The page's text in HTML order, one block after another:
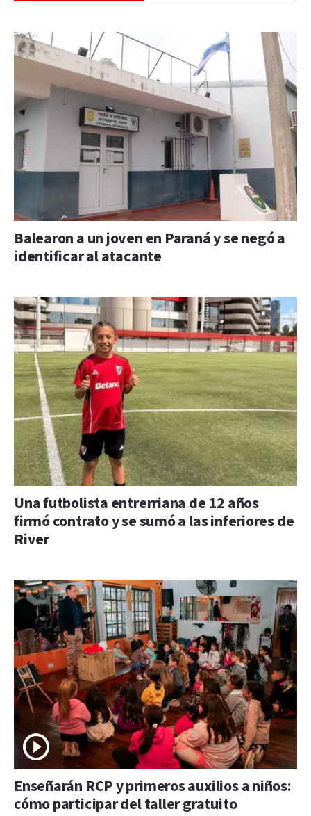
Balearon a un joven en Paraná y se negó a
identificar al atacante
Una futbolista entrerriana de 12 años
firmó contrato y se sumó a las inferiores de
River
Enseñarán RCP y primeros auxilios a niños:
cómo participar del taller gratuito